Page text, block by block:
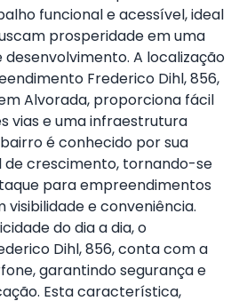
funcional e acessível, ideal
prosperidade em uma
A localização
Frederico Dihl, 856,
Alvorada, proporciona fácil
vias e uma infraestrutura
é conhecido por sua
de crescimento, tornando-se
para empreendimentos
visibilidade e conveniência.
do dia a dia, o
Dihl, 856, conta com a
garantindo segurança e
Esta característica,